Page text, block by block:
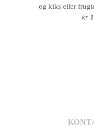
og kiks eller
kr